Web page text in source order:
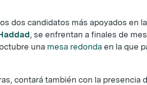
dos candidatos más apoyados en
, se enfrentan a finales de
una mesa redonda en la que
contará también con la presencia